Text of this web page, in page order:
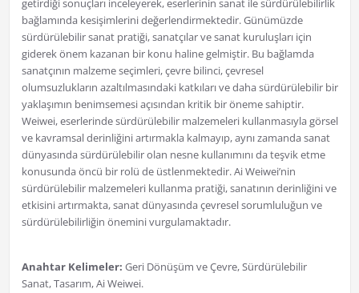
getirdiği sonuçları inceleyerek, eserlerinin sanat ile sürdürülebilirlik
bağlamında kesişimlerini değerlendirmektedir. Günümüzde
sürdürülebilir sanat pratiği, sanatçılar ve sanat kuruluşları için
giderek önem kazanan bir konu haline gelmiştir. Bu bağlamda
sanatçının malzeme seçimleri, çevre bilinci, çevresel
olumsuzlukların azaltılmasındaki katkıları ve daha sürdürülebilir bir
yaklaşımın benimsemesi açısından kritik bir öneme sahiptir.
Weiwei, eserlerinde sürdürülebilir malzemeleri kullanmasıyla görsel
ve kavramsal derinliğini artırmakla kalmayıp, aynı zamanda sanat
dünyasında sürdürülebilir olan nesne kullanımını da teşvik etme
konusunda öncü bir rolü de üstlenmektedir. Ai Weiwei’nin
sürdürülebilir malzemeleri kullanma pratiği, sanatının derinliğini ve
etkisini artırmakta, sanat dünyasında çevresel sorumluluğun ve
sürdürülebilirliğin önemini vurgulamaktadır.
Anahtar Kelimeler: Geri Dönüşüm ve Çevre, Sürdürülebilir
Sanat, Tasarım, Ai Weiwei.